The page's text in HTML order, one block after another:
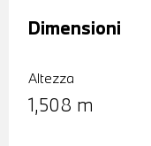
Altezza
1,508 m
Dimensioni